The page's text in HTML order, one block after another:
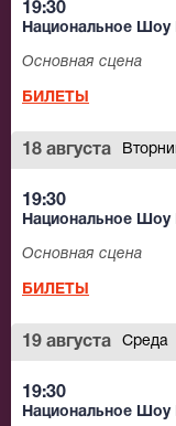
19:30
Национальное Шоу
Основная сцена
БИЛЕТЫ
18 августа
19:30
Национальное Шоу
Основная сцена
БИЛЕТЫ
19 августа Среда
19:30
Национальное Шоу